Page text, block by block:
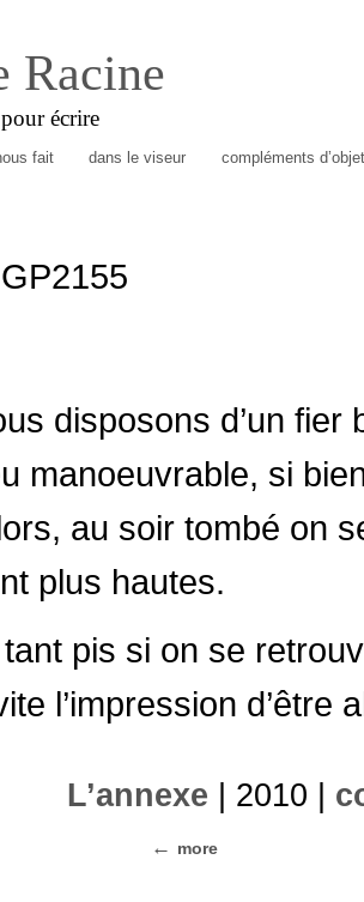
Racine
écrire
fait dans le viseur compléments
disposons d’un
manoeuvrable, si
au soir tombé on
plus hautes.
pis si on se
l’impression d’être
L’annexe | 2010 |
more